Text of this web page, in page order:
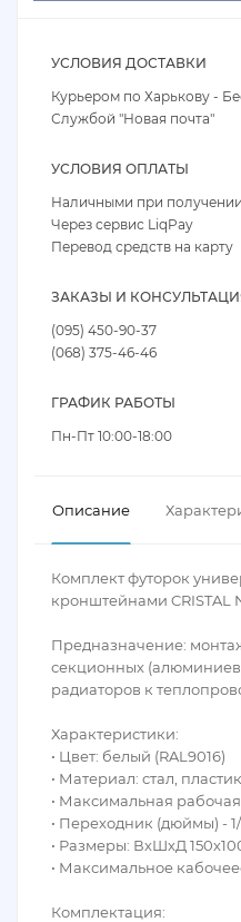
УСЛОВИЯ ДОСТАВКИ
Курьером по Харькову -
Службой "Новая почта"
УСЛОВИЯ ОПЛАТЫ
Наличными при получении
Через сервис LiqPay
Перевод средств на карту
ЗАКАЗЫ И
(095) 450-90-37
(068) 375-46-46
ГРАФИК РАБОТЫ
Пн-Пт 10:00-18:00
Описание
Комплект футорок
кронштейнами CRISTAL
Предназначение:
секционных
радиаторов к
Характеристики:
• Цвет: белый (RAL9016)
• Материал: стал, пластик
• Максимальная рабочая
• Переходник (дюймы) -
• Размеры: ВхШхД
• Максимальное
Комплектация: